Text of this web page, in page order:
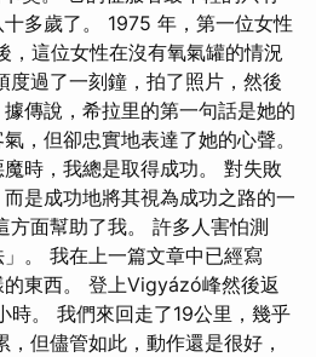
多歲了。 1975 年，第一位女性
，這位女性在沒有氧氣罐的情況
度過了一刻鐘，拍了照片，然後
傳說，希拉里的第一句話是她的
，但卻忠實地表達了她的心聲。
時，我總是取得成功。 對失敗
是成功地將其視為成功之路的一
方面幫助了我。 許多人害怕測
。 我在上一篇文章中已經寫
東西。 登上Vigyázó峰然後返
。 我們來回走了19公里，幾乎
但儘管如此，動作還是很好，